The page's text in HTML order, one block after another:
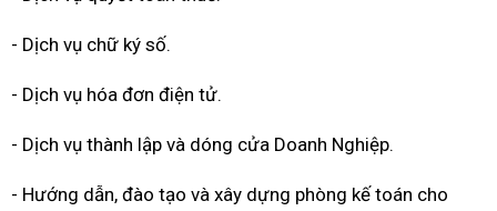
- Dịch vụ chữ ký số.
- Dịch vụ hóa đơn điện tử.
- Dịch vụ thành lập và dóng cửa Doanh Nghiệp.
- Hướng dẫn, đào tạo và xây dựng phòng kế toán cho